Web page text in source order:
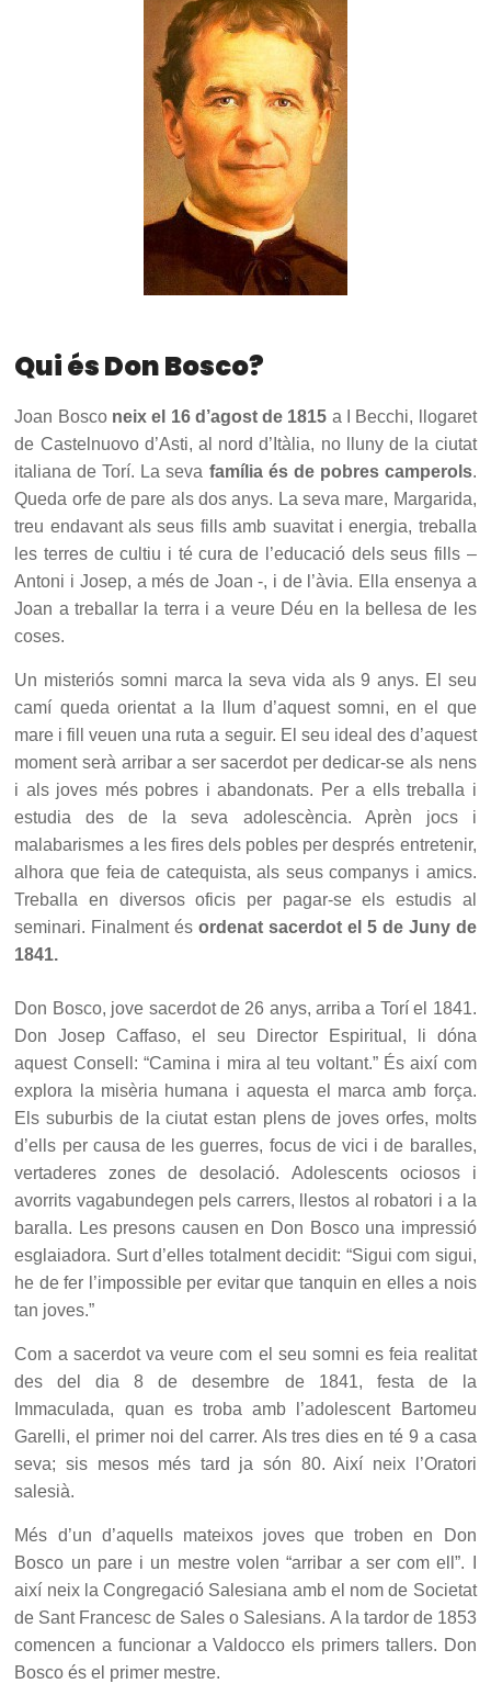
Qui és Don Bosco?
Joan Bosco neix el 16 d’agost de 1815 a I Becchi, llogaret
de Castelnuovo d’Asti, al nord d’Itàlia, no lluny de la ciutat
italiana de Torí. La seva família és de pobres camperols.
Queda orfe de pare als dos anys. La seva mare, Margarida,
treu endavant als seus fills amb suavitat i energia, treballa
les terres de cultiu i té cura de l’educació dels seus fills –
Antoni i Josep, a més de Joan -, i de l’àvia. Ella ensenya a
Joan a treballar la terra i a veure Déu en la bellesa de les
coses.
Un misteriós somni marca la seva vida als 9 anys. El seu
camí queda orientat a la llum d’aquest somni, en el que
mare i fill veuen una ruta a seguir. El seu ideal des d’aquest
moment serà arribar a ser sacerdot per dedicar-se als nens
i als joves més pobres i abandonats. Per a ells treballa i
estudia des de la seva adolescència. Aprèn jocs i
malabarismes a les fires dels pobles per després entretenir,
alhora que feia de catequista, als seus companys i amics.
Treballa en diversos oficis per pagar-se els estudis al
seminari. Finalment ésordenat sacerdot el 5 de Juny de
1841.
Don Bosco, jove sacerdot de 26 anys, arriba a Torí el 1841.
Don Josep Caffaso, el seu Director Espiritual, li dóna
aquest Consell: “Camina i mira al teu voltant.” És així com
explora la misèria humana i aquesta el marca amb força.
Els suburbis de la ciutat estan plens de joves orfes, molts
d’ells per causa de les guerres, focus de vici i de baralles,
vertaderes zones de desolació. Adolescents ociosos i
avorrits vagabundegen pels carrers, llestos al robatori i a la
baralla. Les presons causen en Don Bosco una impressió
esglaiadora. Surt d’elles totalment decidit: “Sigui com sigui,
he de fer l’impossible per evitar que tanquin en elles a nois
tan joves.”
Com a sacerdot va veure com el seu somni es feia realitat
des del dia 8 de desembre de 1841, festa de la
Immaculada, quan es troba amb l’adolescent Bartomeu
Garelli, el primer noi del carrer. Als tres dies en té 9 a casa
seva; sis mesos més tard ja són 80. Així neix l’Oratori
salesià.
Més d’un d’aquells mateixos joves que troben en Don
Bosco un pare i un mestre volen “arribar a ser com ell”. I
així neix la Congregació Salesiana amb el nom de Societat
de Sant Francesc de Sales o Salesians. A la tardor de 1853
comencen a funcionar a Valdocco els primers tallers. Don
Bosco és el primer mestre.